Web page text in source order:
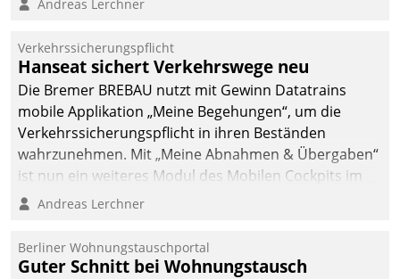
Andreas Lerchner
Verkehrssicherungspflicht
Hanseat sichert Verkehrswege neu
Die Bremer BREBAU nutzt mit Gewinn Datatrains
mobile Applikation „Meine Begehungen“, um die
Verkehrssicherungspflicht in ihren Beständen
wahrzunehmen. Mit „Meine Abnahmen & Übergaben“
ist nun ein weiteres Modul des Mobilen Cockpits im
Einsatz.
Andreas Lerchner
Berliner Wohnungstauschportal
Guter Schnitt bei Wohnungstausch